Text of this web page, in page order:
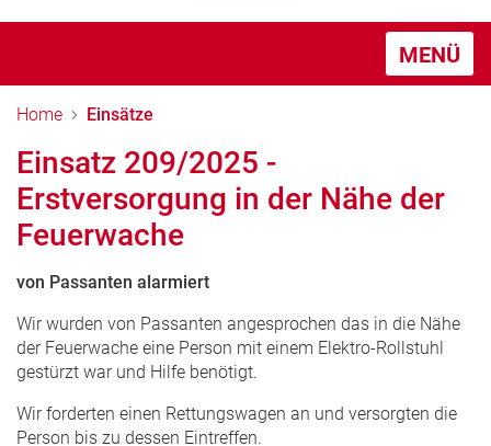
MENÜ
Home Einsätze
Einsatz 209/2025 -
Erstversorgung in der Nähe der
Feuerwache
von Passanten alarmiert
Wir wurden von Passanten angesprochen das in die Nähe
der Feuerwache eine Person mit einem Elektro-Rollstuhl
gestürzt war und Hilfe benötigt.
Wir forderten einen Rettungswagen an und versorgten die
Person bis zu dessen Eintreffen.